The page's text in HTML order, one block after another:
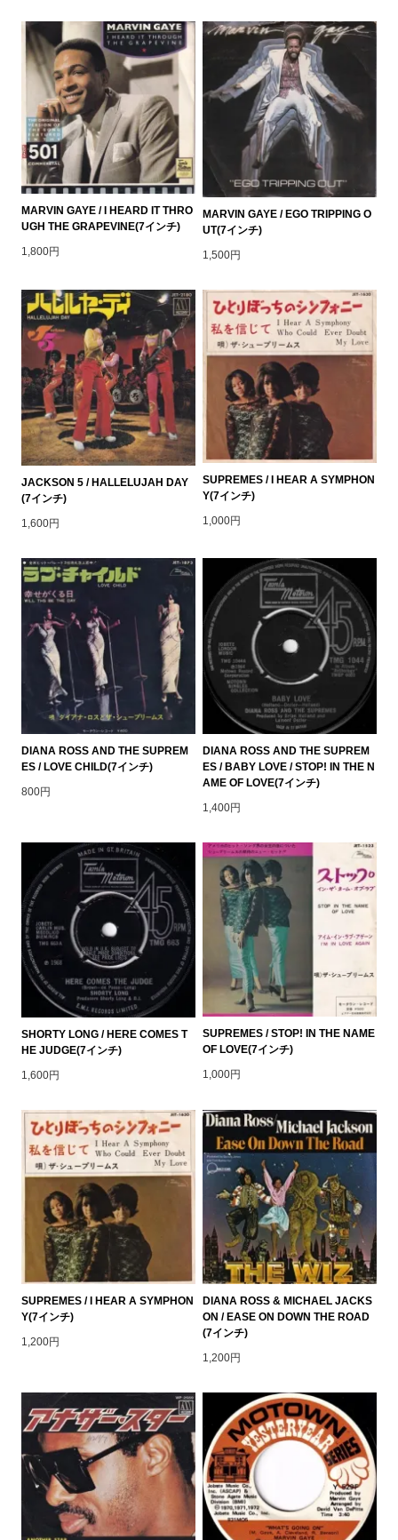
MARVIN GAYE / I HEARD IT THRO
UGH THE GRAPEVINE(7インチ)
1,800円
MARVIN GAYE / EGO TRIPPING O
UT(7インチ)
1,500円
JACKSON 5 / HALLELUJAH DAY
(7インチ)
1,600円
SUPREMES / I HEAR A SYMPHON
Y(7インチ)
1,000円
DIANA ROSS AND THE SUPREM
ES / LOVE CHILD(7インチ)
800円
DIANA ROSS AND THE SUPREM
ES / BABY LOVE / STOP! IN THE N
AME OF LOVE(7インチ)
1,400円
SHORTY LONG / HERE COMES T
HE JUDGE(7インチ)
1,600円
SUPREMES / STOP! IN THE NAME
OF LOVE(7インチ)
1,000円
SUPREMES / I HEAR A SYMPHON
Y(7インチ)
1,200円
DIANA ROSS & MICHAEL JACKS
ON / EASE ON DOWN THE ROAD
(7インチ)
1,200円